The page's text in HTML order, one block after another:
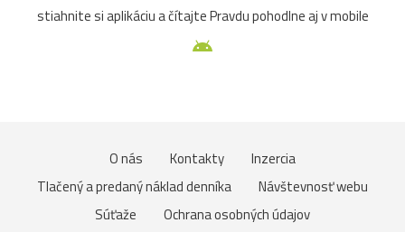
stiahnite si aplikáciu a čítajte Pravdu pohodlne aj v mobile
O nás Kontakty
Inzercia
Tlačený a predaný náklad denníka
Návštevnosť webu
Súťaže
Ochrana osobných údajov